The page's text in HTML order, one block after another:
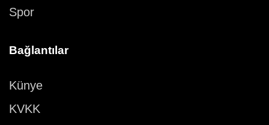
Spor
Bağlantılar
Künye
KVKK